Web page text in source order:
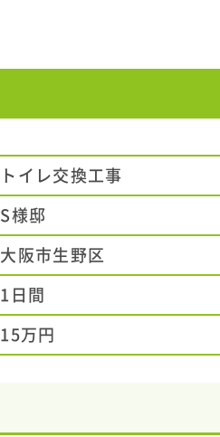
トイレ交換工事
S様邸
大阪市生野区
1日間
15万円